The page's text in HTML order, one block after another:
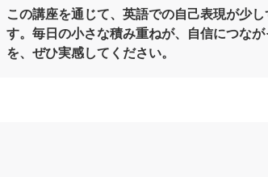
この講座を通じて、英語での自己表現が少
す。毎日の小さな積み重ねが、自信につな
を、ぜひ実感してください。